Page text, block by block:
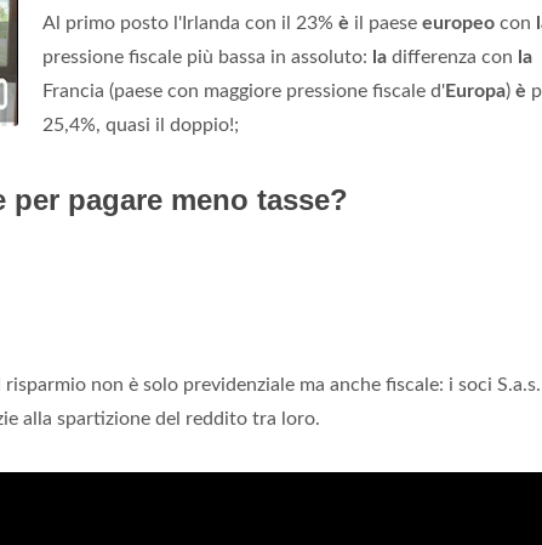
Al primo posto l'Irlanda con il 23% è il paese europeo con
pressione fiscale più bassa in assoluto: la differenza con la
Francia (paese con maggiore pressione fiscale d'Europa) è
25,4%, quasi il doppio!;
pagare meno tasse?
non è solo previdenziale ma anche fiscale: i soci S.a.s.
alla spartizione del reddito tra loro.